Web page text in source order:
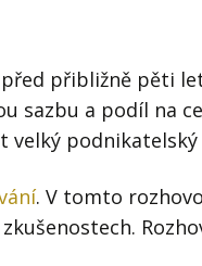
přibližně pěti
sazbu a podíl na
podnikatelský
. V tomto